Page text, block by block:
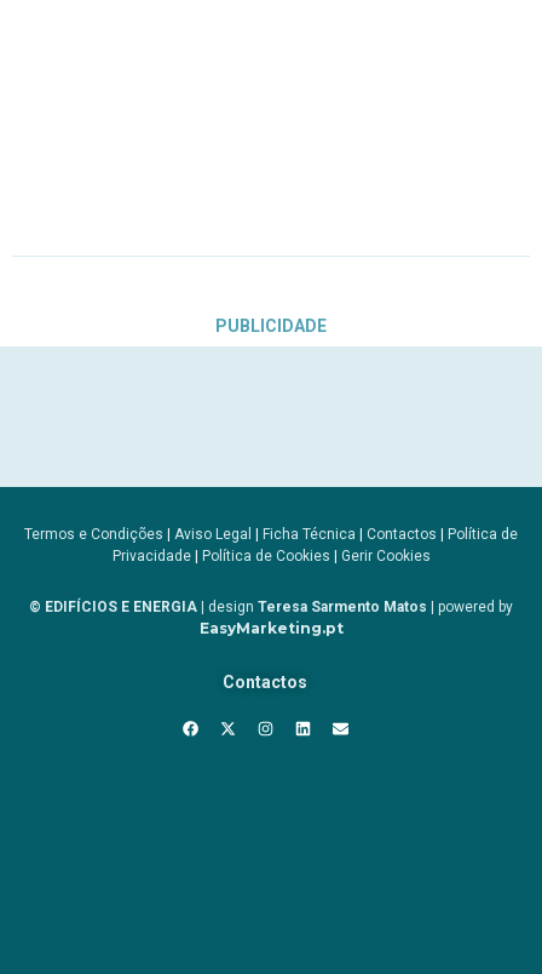
PUBLICIDADE
Termos e Condições | Aviso Legal | Ficha Técnica | Contactos | Política de
Privacidade| Política de Cookies | Gerir Cookies
© EDIFÍCIOS E ENERGIA | design Teresa Sarmento Matos | powered by
EasyMarketing.pt
Contactos